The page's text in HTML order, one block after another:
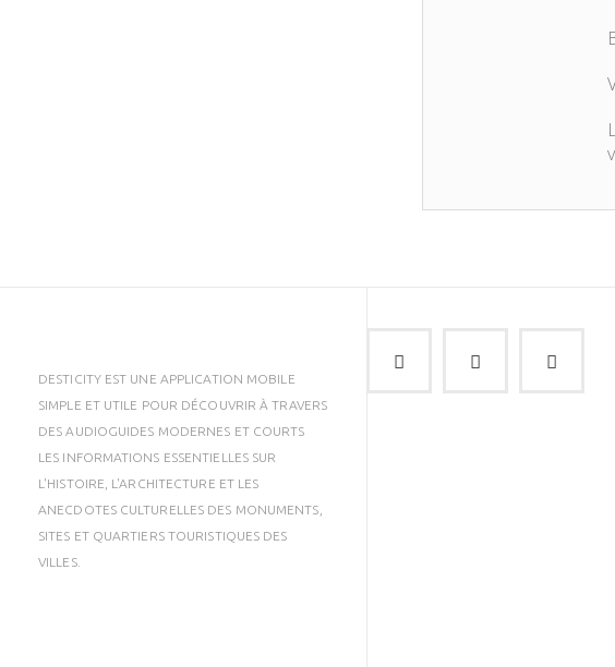
DESTICITY EST UNE APPLICATION MOBILE
SIMPLE ET UTILE POUR DÉCOUVRIR À TRAVERS
DES AUDIOGUIDES MODERNES ET COURTS
LES INFORMATIONS ESSENTIELLES SUR
L'HISTOIRE, L'ARCHITECTURE ET LES
ANECDOTES CULTURELLES DES MONUMENTS,
SITES ET QUARTIERS TOURISTIQUES DES
VILLES.